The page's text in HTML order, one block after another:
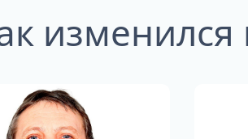
изменился